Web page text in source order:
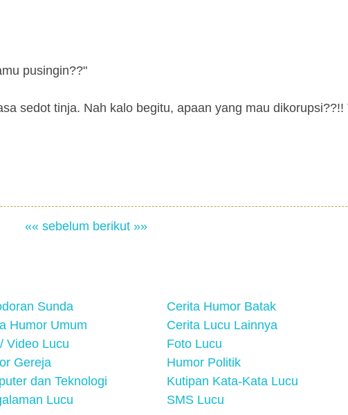
pusingin??"
sedot tinja. Nah kalo begitu, apaan yang mau dikorupsi??!!
«« sebelum berikut »»
Sunda Cerita Humor Batak
Humor Umum Cerita Lucu Lainnya
Video Lucu Foto Lucu
Gereja Humor Politik
dan Teknologi Kutipan Kata-Kata Lucu
Lucu SMS Lucu